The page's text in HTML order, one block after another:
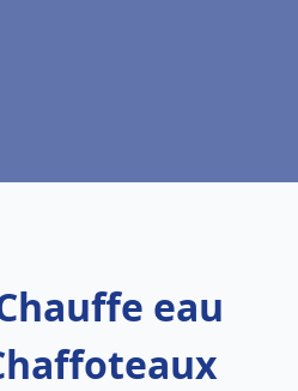
eau